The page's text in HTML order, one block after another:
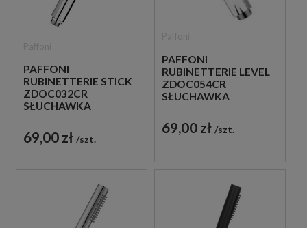
PAFFONI
RUBINETTERIE STICK
ZDOC032CR
SŁUCHAWKA
CHROM
69,00 zł szt.
PAFFONI
RUBINETTERIE LEVEL
ZDOC054CR
SŁUCHAWKA
CHROM
69,00 zł szt.